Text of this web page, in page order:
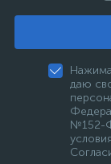
даю
№152-